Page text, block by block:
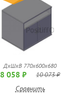
ДхШхВ 770х600х680
8 058 ₽ 10 073 ₽
Сравнить